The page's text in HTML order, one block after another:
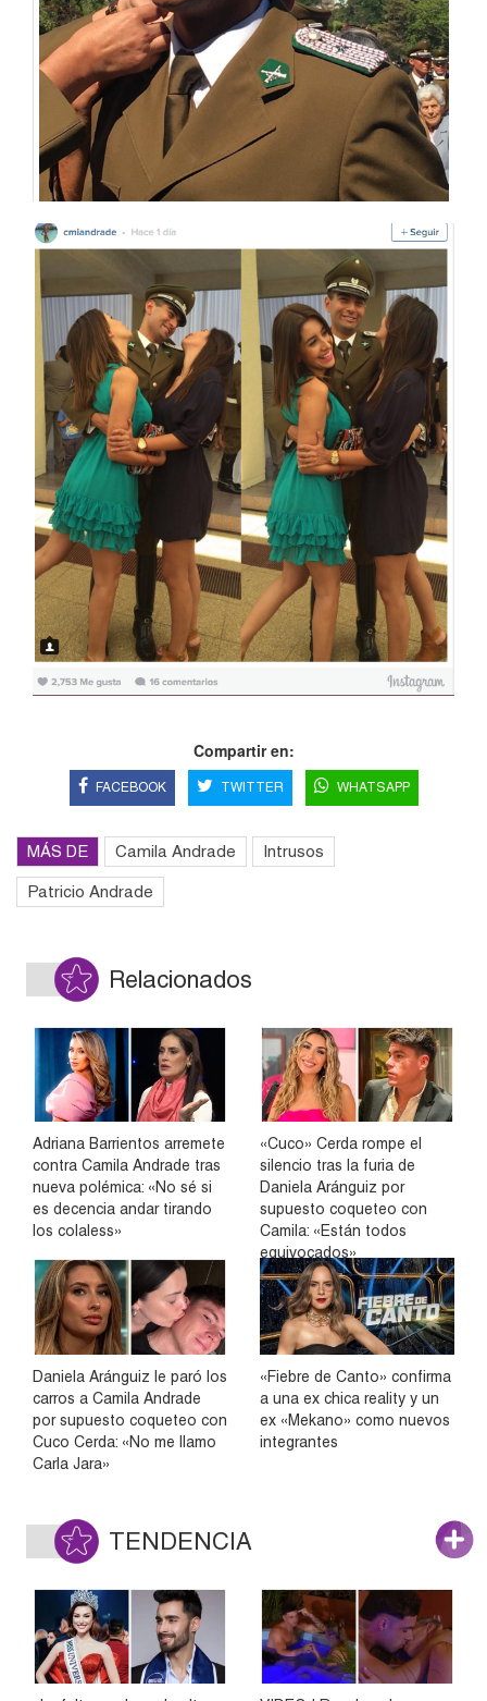
Compartir en:
FACEBOOK TWITTER WHATSAPP
MÁS DE Camila Andrade Intrusos
Patricio Andrade
Relacionados
Adriana Barrientos arremete
contra Camila Andrade tras
nueva polémica: «No sé si
es decencia andar tirando
los colaless»
«Cuco» Cerda rompe el
silencio tras la furia de
Daniela Aránguiz por
supuesto coqueteo con
Camila: «Están todos
equivocados»
Daniela Aránguiz le paró los
carros a Camila Andrade
por supuesto coqueteo con
Cuco Cerda: «No me llamo
Carla Jara»
«Fiebre de Canto» confirma
a una ex chica reality y un
ex «Mekano» como nuevos
integrantes
TENDENCIA